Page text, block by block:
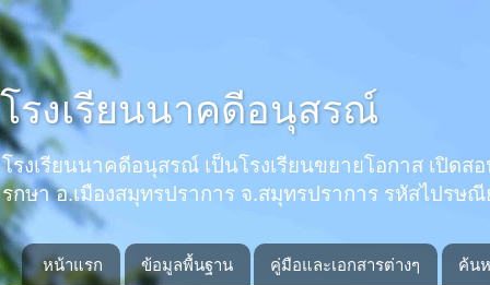
โรงเรียนนาคดีอนุสรณ์
โรงเรียนนาคดีอนุสรณ์ เป็นโรงเรียนขยายโอกาส เปิ
รกษา อ.เมืองสมุทรปราการ จ.สมุทรปราการ รหัสไปรษ
หน้าแรก ข้อมูลพื้นฐาน คู่มือและเอกสารต่างๆ ค้น